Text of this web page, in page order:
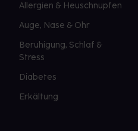
Allergien & Heuschnupfen
Auge, Nase & Ohr
Beruhigung, Schlaf &
Stress
Diabetes
Erkältung